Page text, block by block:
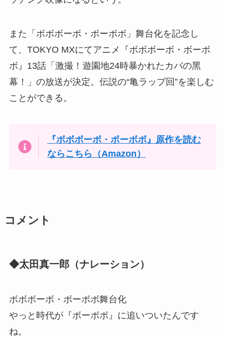
また「ボボボーボ・ボーボボ」舞台化を記念し
て、TOKYO MXにてアニメ『ボボボーボ・ボーボ
ボ』13話「激撮！遊園地24時暴かれたカバの黑
幕！」の放送が決定。伝説の“亀ラップ回”を楽しむ
ことができる。
『ボボボーボ・ボーボボ』原作を読む
ならこちら（Amazon）
コメント
◆太田真一郎（ナレーション）
ボボボーボ・ボーボボ舞台化
やっと時代が『ボーボボ』に追いついたんです
ね。